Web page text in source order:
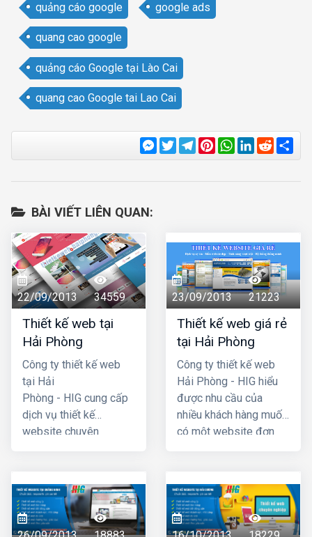
quảng cáo google google ads
quang cao google
quảng cáo Google tại Lào Cai
quang cao Google tai Lao Cai
Messenger
TwitterTelegram
Pinterest
WhatsApp
LinkedIn
Reddit
BÀI VIẾT LIÊN QUAN:
22/09/2013 34559
Thiết kế web tại
Hải Phòng
Công ty thiết kế web
tại Hải
Phòng - HIG cung cấp
dịch vụ thiết kế
website chuyên
kế web hợp lý, giá cả
cạnh tranh nhất. Công
ty chúng tôi có đội ngũ
lập trình nhiều kinh
23/09/2013 21223
Thiết kế web giá rẻ
tại Hải Phòng
Công ty thiết kế web
Hải Phòng - HIG hiểu
được nhu cầu của
nhiều khách hàng muốn
có một website đơn
đưa ra chương trình
thiết kế website giá rẻ
tại hải phòng chỉ với
4 triệu -> 5 triệu đồng